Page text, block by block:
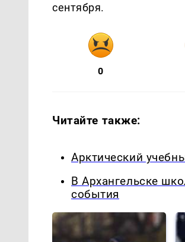
сентября.
0
Читайте также:
Арктический
В Архангельске
события